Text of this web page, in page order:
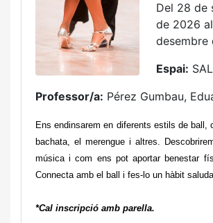
Del 28 de
de 2026
desembre
Espai:
Professor/a: Pérez Gumbau,
Ens endinsarem en diferents estils de ball,
bachata, el merengue i altres.
música i com ens pot aportar benestar
Connecta amb el ball i fes-lo un hàbit
*Cal inscripció amb parella.